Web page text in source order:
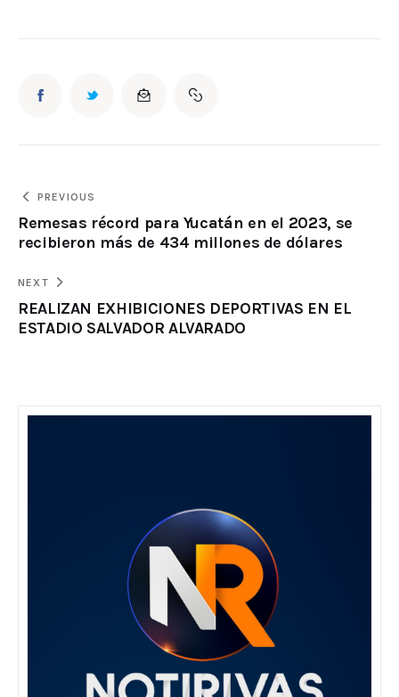
PREVIOUS
Remesas récord para Yucatán en el 2023, se
recibieron más de 434 millones de dólares
NEXT
REALIZAN EXHIBICIONES DEPORTIVAS EN EL
ESTADIO SALVADOR ALVARADO